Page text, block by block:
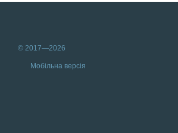
© 2017—2026
Мобільна версія